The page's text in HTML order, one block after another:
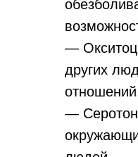
—
других
—